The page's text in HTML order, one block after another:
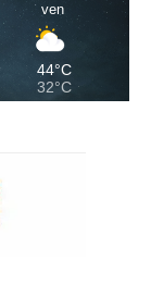
ven
44°C
32°C